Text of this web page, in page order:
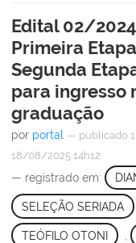
Edital 02/
Primeira
Segunda
para ingresso
graduação
por portal — publicado
18/08/2025 14h12
— registrado em:
SELEÇÃO SERIADA
TEÓFILO OTONI